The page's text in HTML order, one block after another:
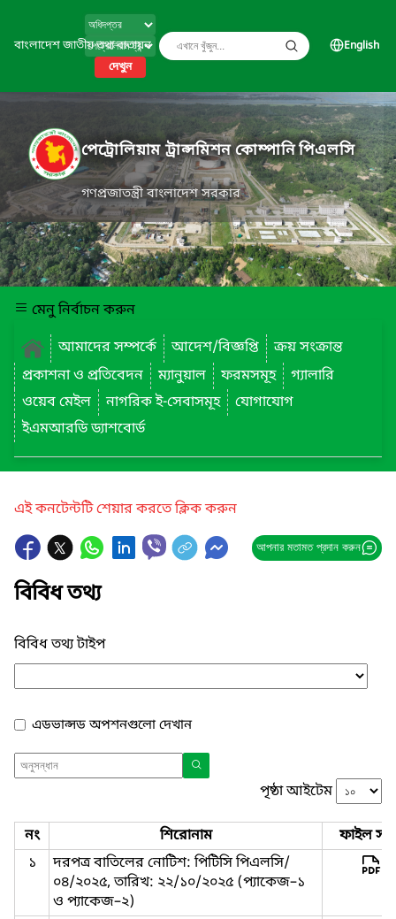
বাংলাদেশ জাতীয় তথ্য বাতায়ন
দেখুন
English
পেট্রোলিয়াম ট্রান্সমিশন কোম্পানি পিএলসি
গণপ্রজাতন্ত্রী বাংলাদেশ সরকার
মেনু নির্বাচন করুন
আমাদের সম্পর্কে
আদেশ/বিজ্ঞপ্তি
ক্রয় সংক্রান্ত
প্রকাশনা ও প্রতিবেদন
ম্যানুয়াল ফরমসমূহ
গ্যালারি
ওয়েব মেইল
নাগরিক ই-সেবাসমূহ
যোগাযোগ
ইএমআরডি ড্যাশবোর্ড
এই কনটেন্টটি শেয়ার করতে ক্লিক করুন
আপনার মতামত প্রদান করুন
বিবিধ তথ্য
বিবিধ তথ্য টাইপ
এডভান্সড অপশনগুলো দেখান
পৃষ্ঠা আইটেম
নং শিরোনাম
ফাইল
১
দরপত্র বাতিলের নোটিশ: পিটিসি পিএলসি/
০৪/২০২৫, তারিখ: ২২/১০/২০২৫ (প্যাকেজ–১
ও প্যাকেজ–২)